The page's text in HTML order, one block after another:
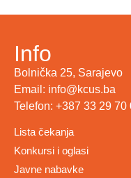
Info
Bolnička 25, Sarajevo
Email: info@kcus.ba
Telefon: +387 33 29 70
Lista čekanja
Konkursi i oglasi
Javne nabavke